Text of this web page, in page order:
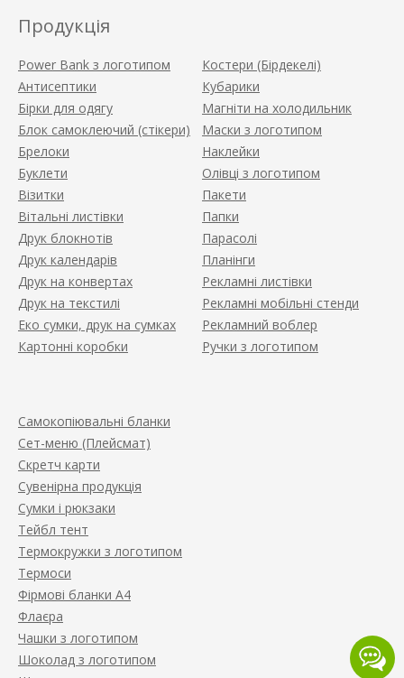
Продукція
Power Bank з логотипом
Антисептики
Бірки для одягу
Блок самоклеючий (стікери)
Брелоки
Буклети
Візитки
Вітальні листівки
Друк блокнотів
Друк календарів
Друк на конвертах
Друк на текстилі
Еко сумки, друк на сумках
Картонні коробки
Костери (Бірдекелі)
Кубарики
Магніти на холодильник
Маски з логотипом
Наклейки
Олівці з логотипом
Пакети
Папки
Парасолі
Планінги
Рекламні листівки
Рекламні мобільні стенди
Рекламний воблер
Ручки з логотипом
Самокопіювальні бланки
Сет-меню (Плейсмат)
Скретч карти
Сувенірна продукція
Сумки і рюкзаки
Тейбл тент
Термокружки з логотипом
Термоси
Фірмові бланки А4
Флаєра
Чашки з логотипом
Шоколад з логотипом